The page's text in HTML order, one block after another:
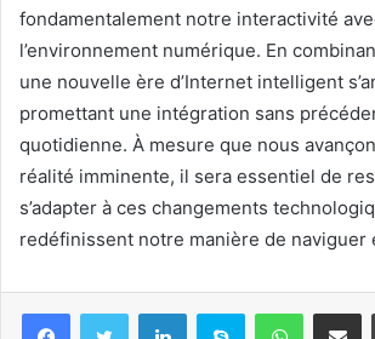
fondamentalement notre interactivité
l’environnement numérique. En
une nouvelle ère d’Internet intelligent
promettant une intégration sans
quotidienne. À mesure que nous
réalité imminente, il sera essentiel de
s’adapter à ces changements
redéfinissent notre manière de naviguer
LinkedinSkype